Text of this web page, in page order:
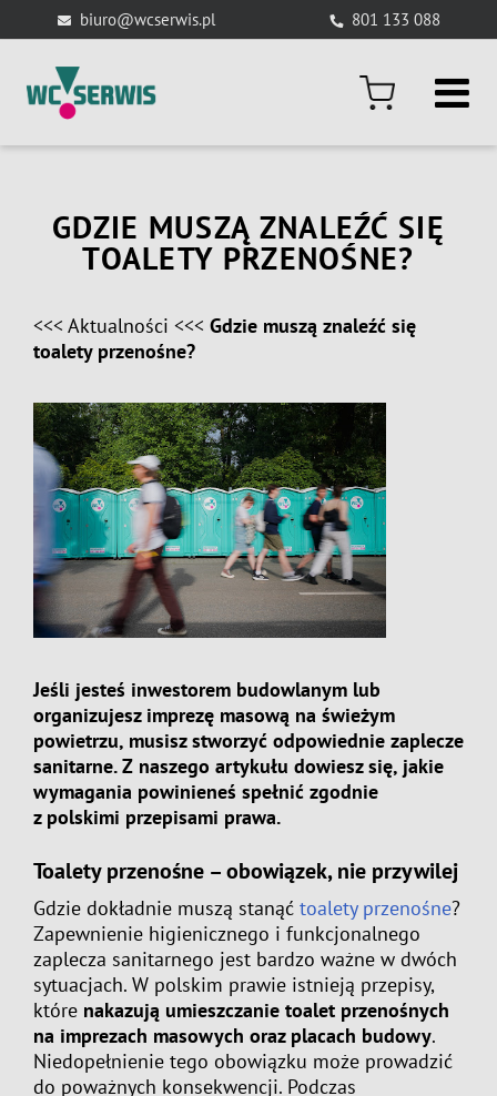
to
content
biuro@wcserwis.pl 801 133 088
GDZIE MUSZĄ ZNALEŹĆ SIĘ
TOALETY PRZENOŚNE?
<<< Aktualności <<< Gdzie muszą znaleźć się
toalety przenośne?
View
Larger
Image
Jeśli jesteś inwestorem budowlanym lub
organizujesz imprezę masową na świeżym
powietrzu, musisz stworzyć odpowiednie zaplecze
sanitarne. Z naszego artykułu dowiesz się, jakie
wymagania powinieneś spełnić zgodnie
z polskimi przepisami prawa.
Toalety przenośne – obowiązek, nie przywilej
Gdzie dokładnie muszą stanąć toalety przenośne?
Zapewnienie higienicznego i funkcjonalnego
zaplecza sanitarnego jest bardzo ważne w dwóch
sytuacjach. W polskim prawie istnieją przepisy,
które nakazują umieszczanie toalet przenośnych
na imprezach masowych oraz placach budowy.
Niedopełnienie tego obowiązku może prowadzić
do poważnych konsekwencji. Podczas